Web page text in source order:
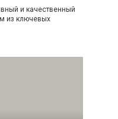
и качественный
из ключевых